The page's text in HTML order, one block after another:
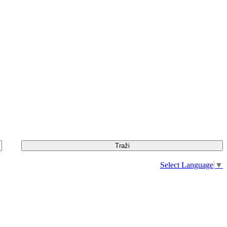
Select Language ▼